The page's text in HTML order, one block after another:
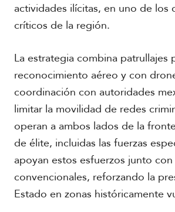
actividades ilícitas, en uno de los
críticos de la región.
La estrategia combina patrullajes
reconocimiento aéreo y con
coordinación con autoridades
limitar la movilidad de redes
operan a ambos lados de la
de élite, incluidas las fuerzas
apoyan estos esfuerzos junto con
convencionales, reforzando la
Estado en zonas históricamente